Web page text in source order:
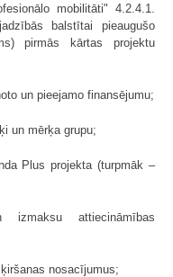
mobilitāti" 4.2.4.1.
balstītai pieaugušo
pirmās kārtas projektu
un pieejamo finansējumu;
un mērķa grupu;
Plus projekta (turpmāk –
attiecināmības
nosacījumus;